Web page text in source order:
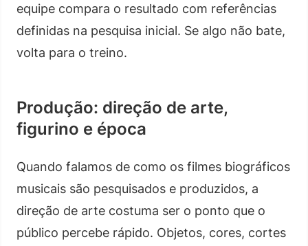
equipe compara o resultado com referências
definidas na pesquisa inicial. Se algo não bate,
volta para o treino.
Produção: direção de arte,
figurino e época
Quando falamos de como os filmes biográficos
musicais são pesquisados e produzidos, a
direção de arte costuma ser o ponto que o
público percebe rápido. Objetos, cores, cortes